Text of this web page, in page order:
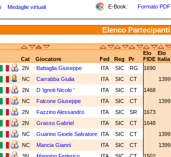
Medaglie virtuali E-Book: Formato PDF
Elenco Partecipanti
Elo Elo
Cat Giocatore Fed Reg Pr FIDE Italia
2N Battaglia Giuseppe ITA SIC RG 1690
NC Carrabba Giulia ITA SIC CT 1399
2N D 'ignoti Nicolo ' ITA SIC CT 1468
NC Falcone Giuseppe ITA SIC CT 1399
2N Fazzino Alessandro ITA SIC SR 1673
2N Grasso Gabriel ITA SIC CT 1648
NC Guarino Gioele Salvatore ITA SIC CT 1399
NC Mancia Gianni ITA SIC CT 1399